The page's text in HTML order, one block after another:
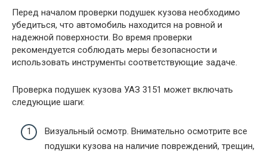
Перед началом проверки подушек кузова необходимо
убедиться, что автомобиль находится на ровной и
надежной поверхности. Во время проверки
рекомендуется соблюдать меры безопасности и
использовать инструменты соответствующие задаче.
Проверка подушек кузова УАЗ 3151 может включать
следующие шаги:
Визуальный осмотр. Внимательно осмотрите все
подушки кузова на наличие повреждений, трещин,